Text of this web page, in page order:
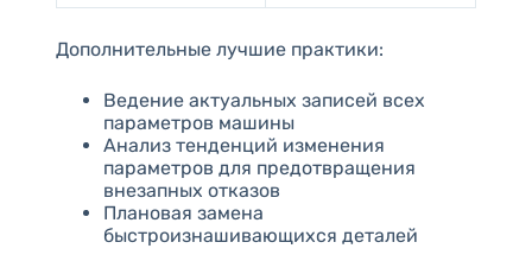
Дополнительные лучшие практики:
Ведение актуальных записей всех
параметров машины
Анализ тенденций изменения
параметров для предотвращения
внезапных отказов
Плановая замена
быстроизнашивающихся деталей